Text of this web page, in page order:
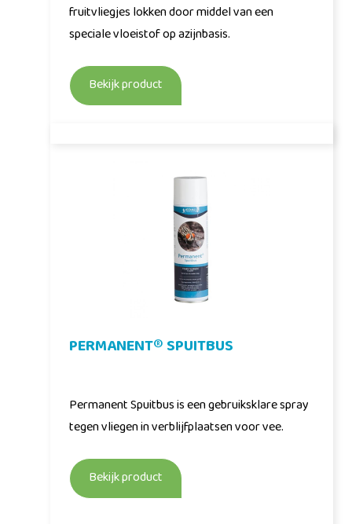
fruitvliegjes lokken door middel van een
speciale vloeistof op azijnbasis.
Bekijk product
PERMANENT® SPUITBUS
Permanent Spuitbus is een gebruiksklare spray
tegen vliegen in verblijfplaatsen voor vee.
Bekijk product